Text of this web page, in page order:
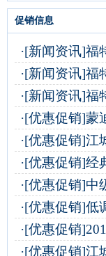
促销信息
·[新闻资讯]福
·[新闻资讯]福
·[新闻资讯]福
·[优惠促销]蒙
·[优惠促销]江
·[优惠促销]经
·[优惠促销]中
·[优惠促销]低
·[优惠促销]
·[优惠促销]江